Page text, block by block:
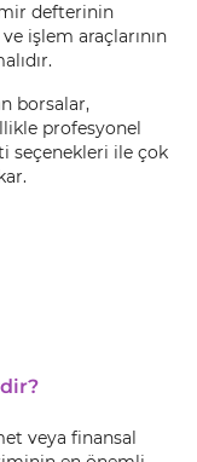
defterinin
işlem araçlarının
borsalar,
profesyonel
seçenekleri ile çok
veya finansal